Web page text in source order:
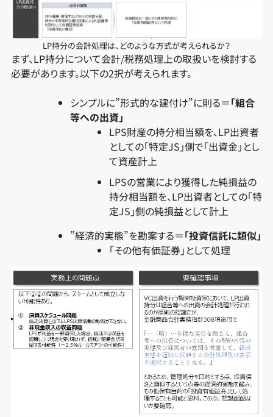
LP持分の会計処理は、どのような方式が考えられるか？
まず、LP持分について会計/税務処理上の取扱いを検討する
必要があります。以下の2択が考えられます。
シンプルに”形式的な建付け”に則る＝「組合
等への出資」
LPS財産の持分相当額を、LP出資者
としての「特定JS」側で「出資金」とし
て資産計上
LPSの営業により獲得した純損益の
持分相当額を、LP出資者としての「特
定JS」側の純損益として計上
”経済的実態”を勘案する＝「投資信託に類似」
「その他有価証券」として処理